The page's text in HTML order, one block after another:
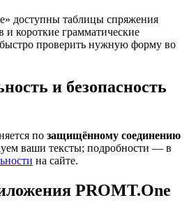
доступны таблицы спряжения
и короткие грамматические
проверить нужную форму во
и безопасность
по защищённому соединению
ваши тексты; подробности — в
на сайте.
PROMT.One